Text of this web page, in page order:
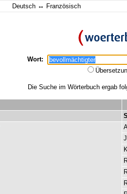
Deutsch ↔ Französisch
Wort:
Die Suche im Wörterbuch ergab